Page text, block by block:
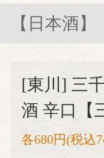
【日本酒】
[東川] 三
酒 辛口【
各680円(税込